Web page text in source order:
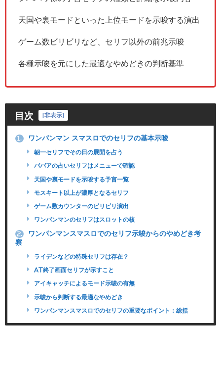
天国や裏モードといった上位モードを示唆する演出
ゲーム数ビリビリなど、セリフ以外の前兆示唆
各種示唆を元にした最適なやめどきの判断基準
目次 [非表示]
1. ワンパンマン スマスロでのセリフの基本示唆
朝一セリフでその日の展開を占う
ババアの占いセリフはメニューで確認
天国や裏モードを示唆する予言一覧
モスキート以上が濃厚となるセリフ
ゲーム数カウンターのビリビリ演出
ワンパンマンのセリフはスロットの核
2.
ワンパンマンスマスロでのセリフ示唆からのやめどき考
察
ライデンなどの特殊セリフは存在？
AT終了画面セリフが示すこと
アイキャッチによるモード示唆の有無
示唆から判断する最適なやめどき
ワンパンマンスマスロでのセリフの重要なポイント：総括